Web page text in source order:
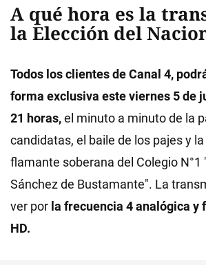
A qué hora es la
la Elección del
Todos los clientes de Canal 4,
forma exclusiva este viernes 5 de
21 horas,el minuto a minuto de la
candidatas, el baile de los pajes y
flamante soberana del Colegio N°1
Sánchez de Bustamante". La
ver por la frecuencia 4 analógica y
HD.